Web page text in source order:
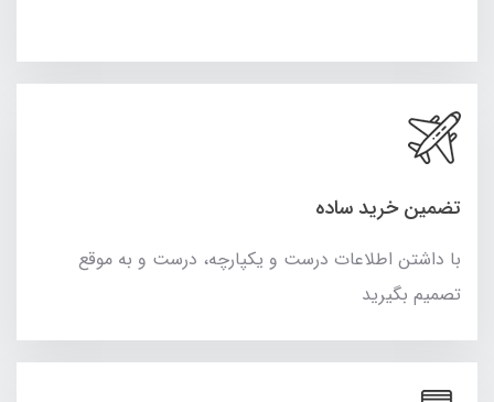
تضمین خرید ساده
با داشتن اطلاعات درست و یکپارچه، درست و به موقع
تصمیم بگیرید